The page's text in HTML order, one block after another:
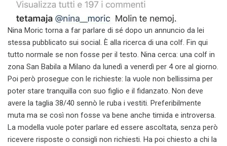
Nina Moric torna a far parlare di sé dopo un annuncio da lei
stessa pubblicato sui social. È alla ricerca di una colf. Fin qui
tutto normale se non fosse per il testo. Nina cerca: una colf in
zona San Babila a Milano da lunedì a venerdì per 4 ore al giorno.
Poi però prosegue con le richieste: la vuole non bellissima per
poter stare tranquilla con suo figlio e il fidanzato. Non deve
avere la taglia 38/40 sennò le ruba i vestiti. Preferibilmente
muta ma se così non fosse va bene anche timida e introversa.
La modella vuole poter parlare ed essere ascoltata, senza però
ricevere risposte o consigli non richiesti. Ha poi chiesto a chi la